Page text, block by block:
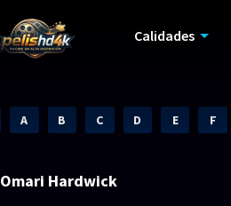
Calidades
A B C D E F
Omari Hardwick